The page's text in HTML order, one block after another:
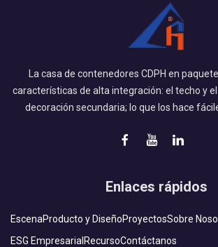
La casa de contenedores CDPH en
características de alta integración: el techo y
decoración secundaria; lo que los hace
Enlaces rápidos
EscenaProducto y DiseñoProyectosSobre
ESG EmpresarialRecursoContáctanos